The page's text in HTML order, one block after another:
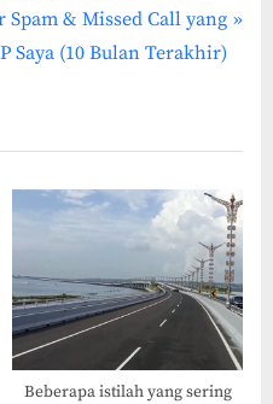
Spam & Missed Call yang
Saya (10 Bulan Terakhir)
Beberapa istilah yang sering